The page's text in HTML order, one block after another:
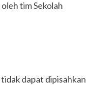
tim Sekolah
dapat dipisahkan